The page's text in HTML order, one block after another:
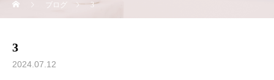
ブログ 3
3
2024.07.12